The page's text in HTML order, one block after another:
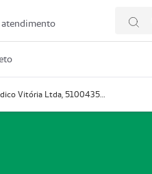
atendimento
Prestador Centro Médico Vitória Ltda, 51004350-4: Centro Médico Vitória Ltda (Nome Fantasia: Policlínica Master)